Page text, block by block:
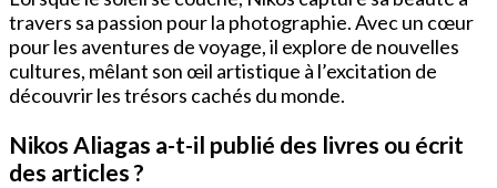
travers sa passion pour la photographie. Avec un cœur
pour les aventures de voyage, il explore de nouvelles
cultures, mêlant son œil artistique à l’excitation de
découvrir les trésors cachés du monde.
Nikos Aliagas a-t-il publié des livres ou écrit
des articles ?